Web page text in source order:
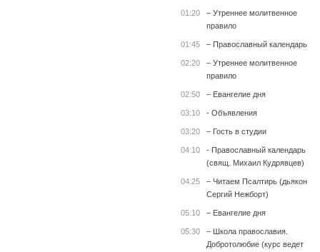
01:20
– Утреннее молитвенное
правило
01:45 – Православный календарь
02:20
– Утреннее молитвенное
правило
02:50 – Евангелие дня
03:10 - Объявления
03:20 – Гость в студии
04:10
- Православный календарь
(свящ. Михаил Кудрявцев)
04:25
– Читаем Псалтирь (дьякон
Сергий Нежборт)
05:10 – Евангелие дня
05:30
– Школа православия.
Добротолюбие (курс ведет